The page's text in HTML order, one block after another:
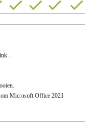
Microsoft Office 2021